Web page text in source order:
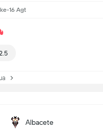
16 Agt
Albacete